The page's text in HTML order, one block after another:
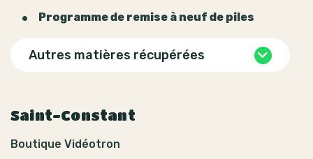
Programme de remise à neuf de piles
Autres matières récupérées
Saint-Constant
Boutique Vidéotron